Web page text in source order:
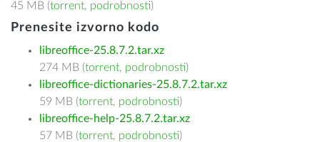
45 MB (torrent, podrobnosti)
Prenesite izvorno kodo
libreoffice-25.8.7.2.tar.xz
274 MB (torrent, podrobnosti)
libreoffice-dictionaries-25.8.7.2.tar.xz
59 MB (torrent, podrobnosti)
libreoffice-help-25.8.7.2.tar.xz
57 MB (torrent, podrobnosti)